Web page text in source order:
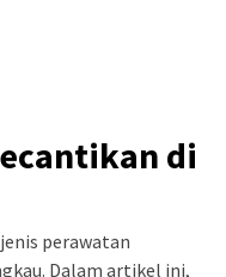
di
perawatan
Dalam artikel ini,